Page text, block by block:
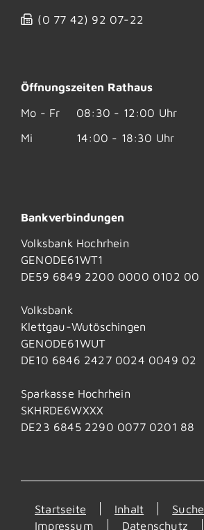
(0 77 42) 92 07-22
Öffnungszeiten Rathaus
Mo - Fr
08:30 - 12:00 Uhr
Mi
14:00 - 18:30 Uhr
Bankverbindungen
Volksbank Hochrhein
GENODE61WT1
DE59 6849 2200 0000 0102 00
Volksbank
Klettgau-Wutöschingen
GENODE61WUT
DE10 6846 2427 0024 0049 02
Sparkasse Hochrhein
SKHRDE6WXXX
DE23 6845 2290 0077 0201 88
Startseite Inhalt
Suche
Impressum
Datenschutz